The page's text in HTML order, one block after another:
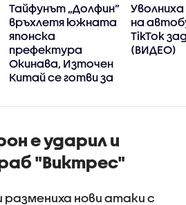
Тайфунът „Долфин”
връхлетя южната
японска
префектура
Окинава, Източен
Китай се готви за
на
TikTok
(ВИДЕО)
е ударил и
"Виктрес"
размениха нови атаки с